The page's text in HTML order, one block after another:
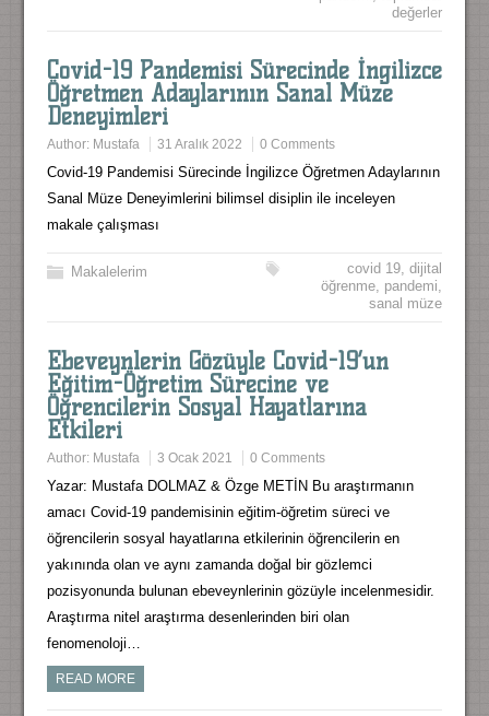
değerler
Covid-19 Pandemisi Sürecinde İngilizce
Öğretmen Adaylarının Sanal Müze
Deneyimleri
Author: Mustafa 31 Aralık 2022 0 Comments
Covid-19 Pandemisi Sürecinde İngilizce Öğretmen Adaylarının
Sanal Müze Deneyimlerini bilimsel disiplin ile inceleyen
makale çalışması
Makalelerim covid 19,dijital
öğrenme, pandemi,
sanal müze
Ebeveynlerin Gözüyle Covid-19’un
Eğitim-Öğretim Sürecine ve
Öğrencilerin Sosyal Hayatlarına
Etkileri
Author: Mustafa 3 Ocak 2021 0 Comments
Yazar: Mustafa DOLMAZ & Özge METİN Bu araştırmanın
amacı Covid-19 pandemisinin eğitim-öğretim süreci ve
öğrencilerin sosyal hayatlarına etkilerinin öğrencilerin en
yakınında olan ve aynı zamanda doğal bir gözlemci
pozisyonunda bulunan ebeveynlerinin gözüyle incelenmesidir.
Araştırma nitel araştırma desenlerinden biri olan
fenomenoloji…
READ MORE